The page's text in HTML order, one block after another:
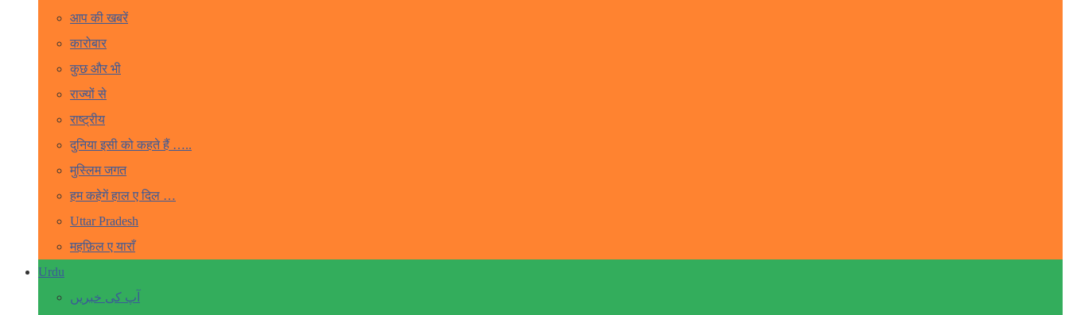
आप की खबरें
कारोबार
कुछ और भी
राज्यों से
राष्ट्रीय
दुनिया इसी को कहते हैं …..
मुस्लिम जगत
हम कहेगें हाल ए दिल …
Uttar Pradesh
महफ़िल ए याराँ
Urdu
آپ کی خبریں